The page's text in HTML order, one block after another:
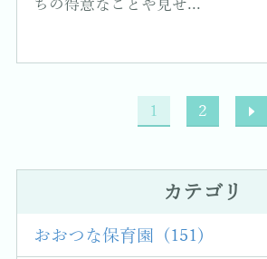
ちの得意なことや見せ...
1 2
カテゴリ
おおつな保育園 (151)